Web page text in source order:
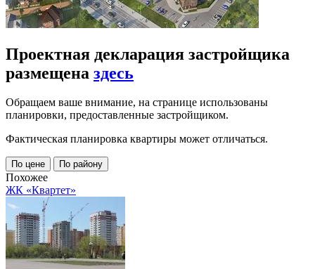
Проектная декларация застройщика
размещена здесь
Обращаем ваше внимание, на странице использованы
планировки, предоставленные застройщиком.
Фактическая планировка квартиры может отличаться.
По цене По району
Похожее
ЖК «Квартет»